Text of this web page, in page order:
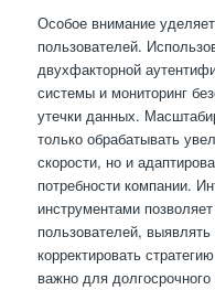
Особое внимание
пользователей.
двухфакторной
системы и мониторинг
утечки данных.
только обрабатывать
скорости, но и
потребности компании.
инструментами
пользователей,
корректировать
важно для